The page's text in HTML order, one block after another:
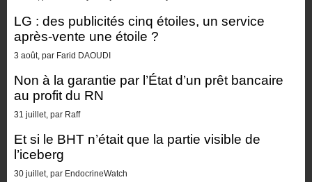
LG : des publicités cinq étoiles, un service
après-vente une étoile ?
3 août, par Farid DAOUDI
Non à la garantie par l’État d’un prêt bancaire
au profit du RN
31 juillet, par Raff
Et si le BHT n’était que la partie visible de
l’iceberg
30 juillet, par EndocrineWatch